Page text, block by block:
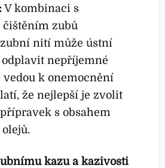
V kombinaci s
zubů
nití může ústní
nepříjemné
vedou k onemocnění
že nejlepší je zvolit
s obsahem
kazu a kazivosti